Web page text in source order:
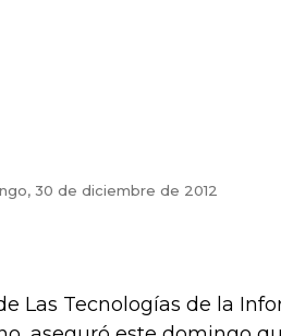
30 de diciembre de 2012
Las Tecnologías de la